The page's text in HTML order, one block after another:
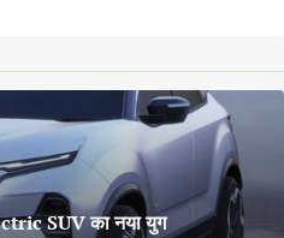
SUV का नया युग